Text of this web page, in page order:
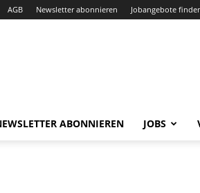
AGB Newsletter abonnieren Jobangebote
ABONNIEREN JOBS